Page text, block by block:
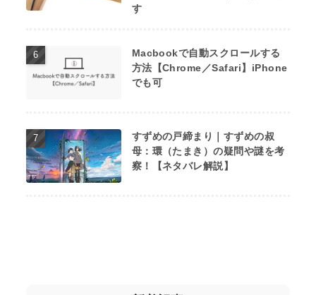
す
Macbookで自動スクロールする
方法【Chrome／Safari】iPhone
でも可
すずめの戸締まり｜すずめの叔
母：環（たまき）の疑問や謎を考
察！【ネタバレ解説】